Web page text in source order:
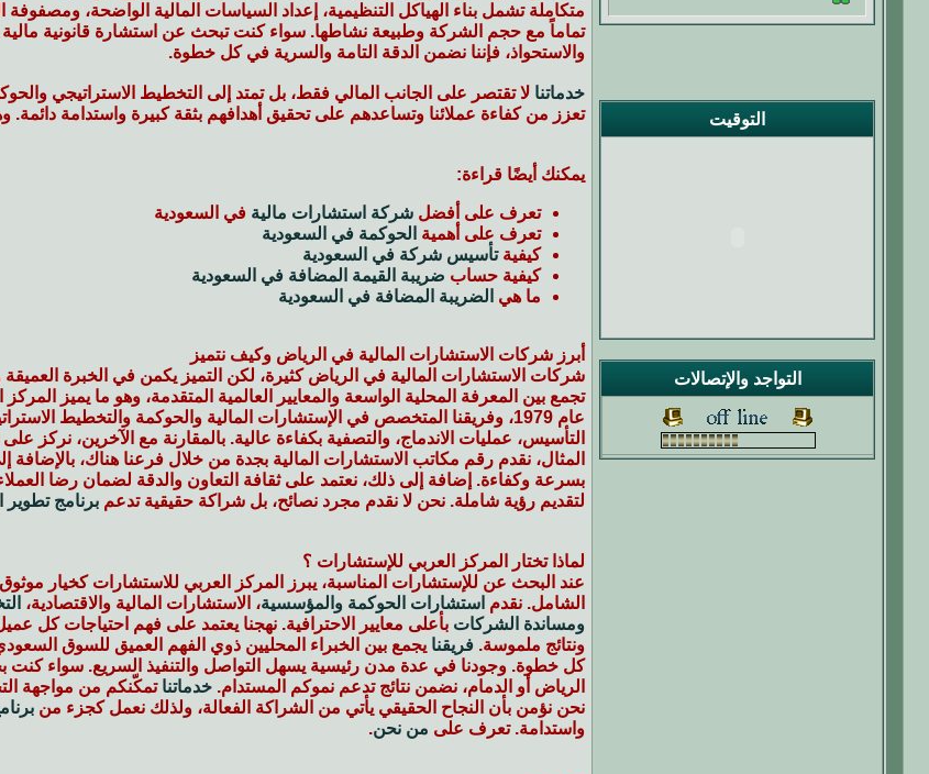
التوقيت
التواجد والإتصالات
متكاملة تشمل بناء الهياكل التنظيمية، إعداد السياسات المالية الواضحة، ومصفوفة
تماماً مع حجم الشركة وطبيعة نشاطها. سواء كنت تبحث عن استشارة قانونية
والاستحواذ، فإننا نضمن الدقة التامة والسرية في كل خطوة.
خدماتنا لا تقتصر على الجانب المالي فقط، بل تمتد إلى التخطيط الاستراتيجي
تعزز من كفاءة عملائنا وتساعدهم على تحقيق أهدافهم بثقة كبيرة واستدامة دائمة.
يمكنك أيضًا قراءة:
تعرف على أفضل شركة استشارات مالية في السعودية
تعرف على أهمية الحوكمة في السعودية
كيفيةتأسيس شركة في السعودية
كيفية حساب ضريبة القيمة المضافة في السعودية
ما هي الضريبة المضافة في السعودية
أبرز شركات الاستشارات المالية في الرياض وكيف نتميز
شركات الاستشارات المالية في الرياض كثيرة، لكن التميز يكمن في الخبرة
تجمع بين المعرفة المحلية الواسعة والمعايير العالمية المتقدمة، وهو ما يميز
عام 1979، وفريقنا المتخصص في الإستشارات المالية والحوكمة والتخطيط
التأسيس، عمليات الاندماج، والتصفية بكفاءة عالية. بالمقارنة مع الآخرين، نركز
المثال، نقدم رقم مكاتب الاستشارات المالية بجدة من خلال فرعنا هناك، بالإضافة
بسرعة وكفاءة. إضافة إلى ذلك، نعتمد على ثقافة التعاون والدقة لضمان رضا
لتقديم رؤية شاملة. نحن لا نقدم مجرد نصائح، بل شراكة حقيقية تدعم برنامج تطوير
لماذا تختار المركز العربي للإستشارات ؟
عند البحث عن للإستشارات المناسبة، يبرز المركز العربي للاستشارات كخيار
الشامل. نقدم استشارات الحوكمة والمؤسسية، الاستشارات المالية والاقتصادية،
ومساندة الشركات بأعلى معايير الاحترافية. نهجنا يعتمد على فهم احتياجات
ونتائج ملموسة. فريقنا يجمع بين الخبراء المحليين ذوي الفهم العميق للسوق
كل خطوة. وجودنا في عدة مدن رئيسية يسهل التواصل والتنفيذ السريع. سواء
الرياض أو الدمام، نضمن نتائج تدعم نموكم المستدام. خدماتنا تمكّنكم من مواجهة
نحن نؤمن بأن النجاح الحقيقي يأتي من الشراكة الفعالة، ولذلك نعمل كجزء من
واستدامة. تعرف على من نحن.